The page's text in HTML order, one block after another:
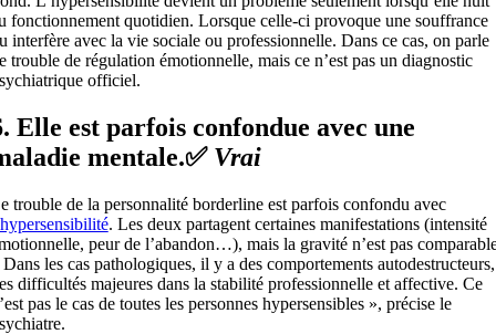
fonctionnement quotidien. Lorsque celle-ci provoque une souffrance
interfère avec la vie sociale ou professionnelle. Dans ce cas, on parle
trouble de régulation émotionnelle, mais ce n’est pas un diagnostic
officiel.
Elle est parfois confondue avec une
mentale.✅ Vrai
trouble de la personnalité borderline est parfois confondu avec
hypersensibilité. Les deux partagent certaines manifestations (intensité
peur de l’abandon…), mais la gravité n’est pas
les cas pathologiques, il y a des comportements autodestructeurs,
difficultés majeures dans la stabilité professionnelle et affective. Ce
pas le cas de toutes les personnes hypersensibles », précise le